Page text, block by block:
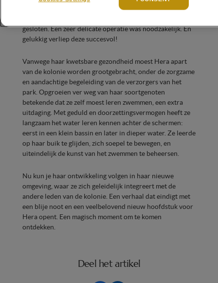
komen. Zijn bloedvaten waren nog verbonden met de
gesloten. Een zeer delicate operatie was noodzakelijk. En
gelukkig verliep deze succesvol!
Vanwege haar kwetsbare gezondheid moest Hera apart
van de kolonie worden grootgebracht, onder de zorgzame
en aandachtige begeleiding van de verzorgers van het
park. Opgroeien ver weg van haar soortgenoten
betekende dat ze zelf moest leren zwemmen, een extra
uitdaging. Met geduld en doorzettingsvermogen heeft ze
langzaam het water leren kennen achter de schermen:
eerst in een klein bassin en later in dieper water. Ze leerde
op haar buik te glijden, zich soepel te bewegen, en
uiteindelijk de kunst van het zwemmen te beheersen.
Nu kun je haar ontwikkeling volgen in haar nieuwe
omgeving, waar ze zich geleidelijk integreert met de
andere leden van de kolonie. Een verhaal dat eindigt met
een blije noot en een veelbelovend nieuw hoofdstuk voor
Hera opent. Een magisch moment om te komen
ontdekken.
Deel het artikel